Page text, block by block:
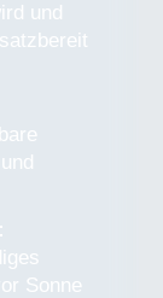
und
Sonne